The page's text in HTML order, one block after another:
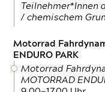
Teilnehmer*Innen
/ chemischem
Motorrad
ENDURO PARK
Motorrad
MOTORRAD